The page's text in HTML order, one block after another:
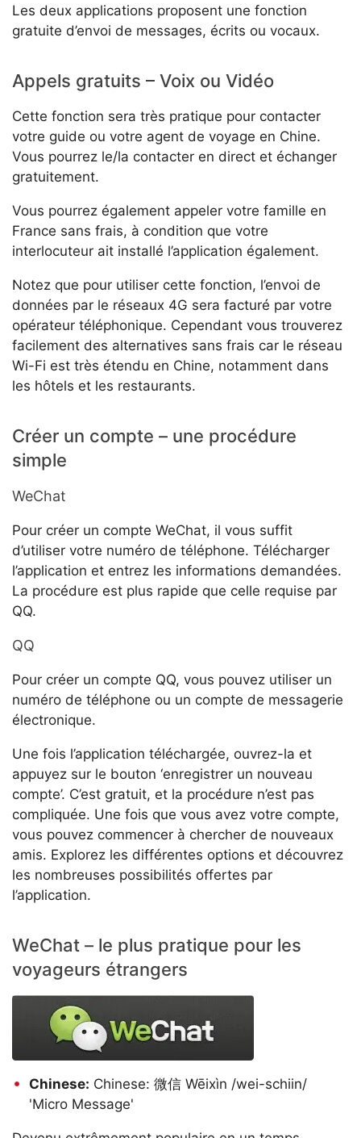
Les deux applications proposent une fonction
gratuite d’envoi de messages, écrits ou vocaux.
Appels gratuits – Voix ou Vidéo
Cette fonction sera très pratique pour contacter
votre guide ou votre agent de voyage en Chine.
Vous pourrez le/la contacter en direct et échanger
gratuitement.
Vous pourrez également appeler votre famille en
France sans frais, à condition que votre
interlocuteur ait installé l’application également.
Notez que pour utiliser cette fonction, l’envoi de
données par le réseaux 4G sera facturé par votre
opérateur téléphonique. Cependant vous trouverez
facilement des alternatives sans frais car le réseau
Wi-Fi est très étendu en Chine, notamment dans
les hôtels et les restaurants.
Créer un compte – une procédure
simple
WeChat
Pour créer un compte WeChat, il vous suffit
d’utiliser votre numéro de téléphone. Télécharger
l’application et entrez les informations demandées.
La procédure est plus rapide que celle requise par
QQ.
QQ
Pour créer un compte QQ, vous pouvez utiliser un
numéro de téléphone ou un compte de messagerie
électronique.
Une fois l’application téléchargée, ouvrez-la et
appuyez sur le bouton ‘enregistrer un nouveau
compte’. C’est gratuit, et la procédure n’est pas
compliquée. Une fois que vous avez votre compte,
vous pouvez commencer à chercher de nouveaux
amis. Explorez les différentes options et découvrez
les nombreuses possibilités offertes par
l’application.
WeChat – le plus pratique pour les
voyageurs étrangers
Chinese: Chinese: 微信 Wēixìn /wei-schiin/
'Micro Message'